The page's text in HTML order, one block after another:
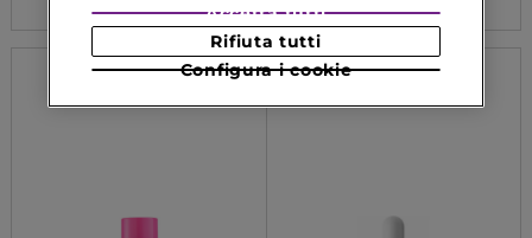
Configura i cookie
Rifiuta tutti
Accetta tutti